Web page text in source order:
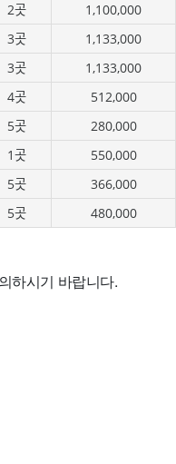
2곳
1,100,000
3곳
1,133,000
3곳
1,133,000
4곳
512,000
5곳
280,000
1곳
550,000
5곳
366,000
5곳 480,000
하시기 바랍니다.